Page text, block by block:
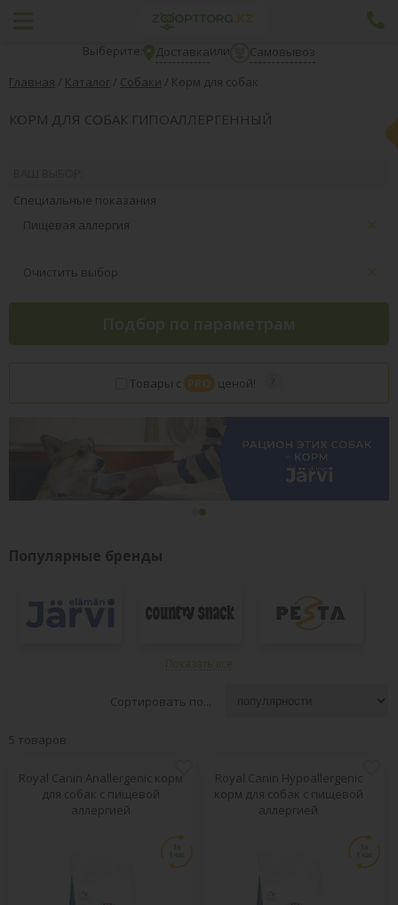
Выберите: Доставкаили
Самовывоз
Главная / Каталог / Собаки / Корм для собак
КОРМ ДЛЯ СОБАК ГИПОАЛЛЕРГЕННЫЙ
Специальные показания
Пищевая аллергия
Очистить выбор
Подбор по параметрам
Товары с PRO ценой!
Популярные бренды
Сортировать по...
5 товаров
Royal Canin Anallergenic корм
для собак с пищевой
аллергией
Royal Canin Hypoallergenic
корм для собак с пищевой
аллергией